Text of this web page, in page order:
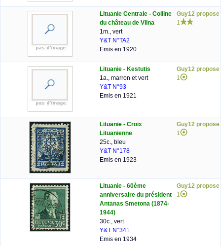
Lituanie Centrale - Colline
du château de Vilna
1m., vert
Y&T N°TA2
Emis en 1920
Guy12 propose
1
Lituanie - Kestutis
1a., marron et vert
Y&T N°93
Emis en 1921
Guy12 propose
1
Lituanie - Croix
Lituanienne
25c., bleu
Y&T N°178
Emis en 1923
Guy12 propose
1
Lituanie - 60ème
anniversaire du président
Antanas Smetona (1874-
1944)
30c., vert
Y&T N°341
Emis en 1934
Guy12 propose
1